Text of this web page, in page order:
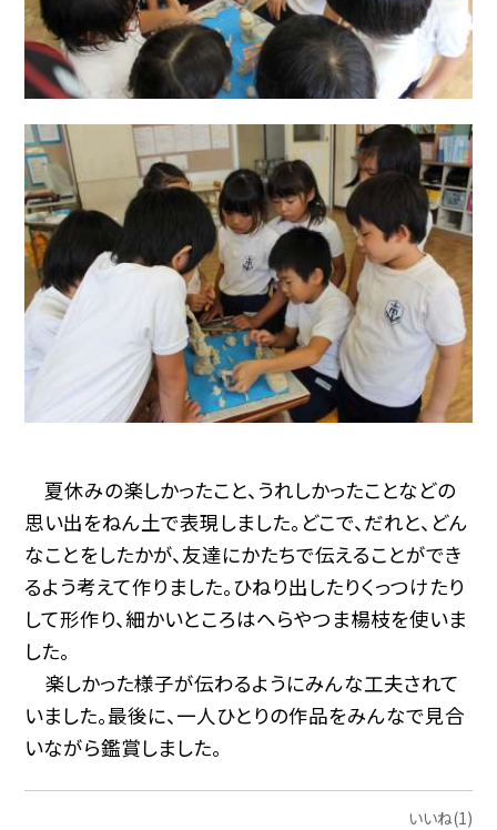
夏休みの楽しかったこと、うれしかったことなどの
思い出をねん土で表現しました。どこで、だれと、どん
なことをしたかが、友達にかたちで伝えることができ
るよう考えて作りました。ひねり出したりくっつけたり
して形作り、細かいところはへらやつま楊枝を使いま
した。
楽しかった様子が伝わるようにみんな工夫されて
いました。最後に、一人ひとりの作品をみんなで見合
いながら鑑賞しました。
いいね(1)